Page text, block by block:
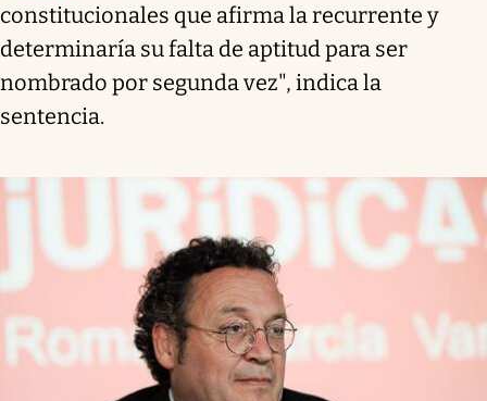
constitucionales que afirma la recurrente y
determinaría su falta de aptitud para ser
nombrado por segunda vez", indica la
sentencia.